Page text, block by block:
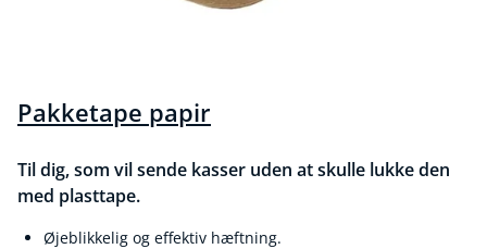
Pakketape papir
Til dig, som vil sende kasser uden at skulle lukke den
med plasttape.
Øjeblikkelig og effektiv hæftning.